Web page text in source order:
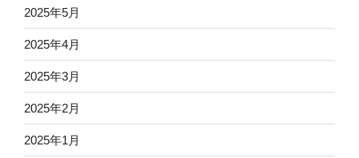
2025年5月
2025年4月
2025年3月
2025年2月
2025年1月